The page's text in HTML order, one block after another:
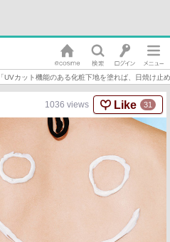
「UVカット機能のある化粧下地を塗れば、日焼け止
1036 views Like 31